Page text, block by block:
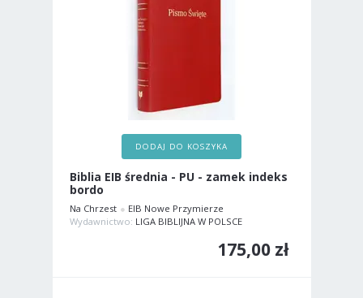
DODAJ DO KOSZYKA
Biblia EIB średnia - PU - zamek indeks
bordo
Na Chrzest
EIB Nowe Przymierze
Wydawnictwo: LIGA BIBLIJNA W POLSCE
175,00 zł